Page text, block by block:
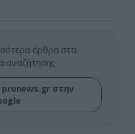
άρθρα στα
αναζήτησης
στην